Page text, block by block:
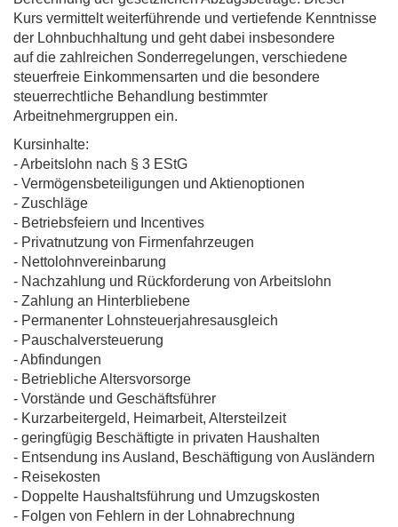
Kurs vermittelt weiterführende und vertiefende Kenntnisse
der Lohnbuchhaltung und geht dabei insbesondere
auf die zahlreichen Sonderregelungen, verschiedene
steuerfreie Einkommensarten und die besondere
steuerrechtliche Behandlung bestimmter
Arbeitnehmergruppen ein.
Kursinhalte:
- Arbeitslohn nach § 3 EStG
- Vermögensbeteiligungen und Aktienoptionen
- Zuschläge
- Betriebsfeiern und Incentives
- Privatnutzung von Firmenfahrzeugen
- Nettolohnvereinbarung
- Nachzahlung und Rückforderung von Arbeitslohn
- Zahlung an Hinterbliebene
- Permanenter Lohnsteuerjahresausgleich
- Pauschalversteuerung
- Abfindungen
- Betriebliche Altersvorsorge
- Vorstände und Geschäftsführer
- Kurzarbeitergeld, Heimarbeit, Altersteilzeit
- geringfügig Beschäftigte in privaten Haushalten
- Entsendung ins Ausland, Beschäftigung von Ausländern
- Reisekosten
- Doppelte Haushaltsführung und Umzugskosten
- Folgen von Fehlern in der Lohnabrechnung